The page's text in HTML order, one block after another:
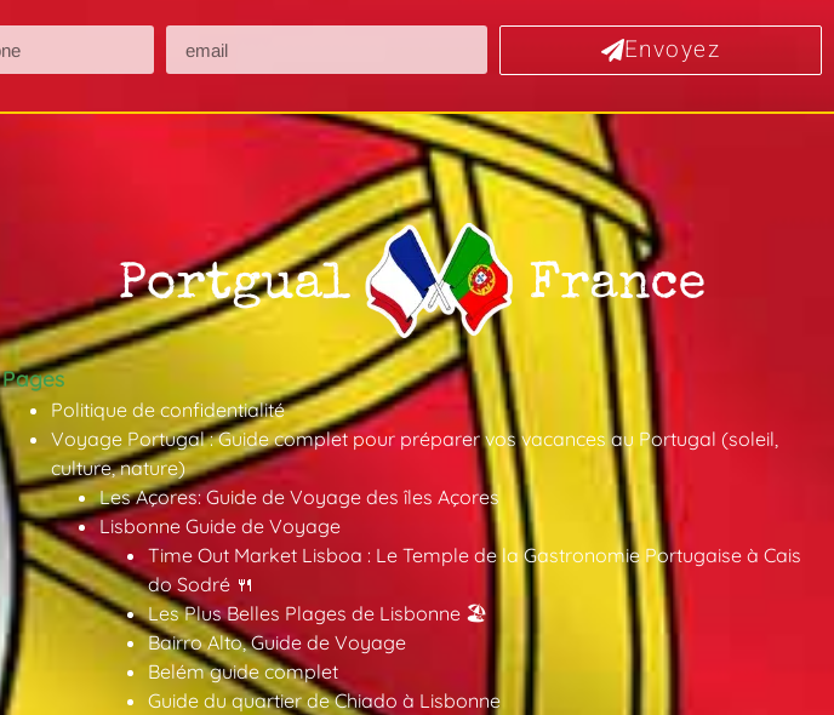
Envoyez
Pages
Politique de confidentialité
Voyage Portugal : Guide complet pour préparer vos vacances au Portugal (soleil,
culture, nature)
Les Açores: Guide de Voyage des îles Açores
Lisbonne Guide de Voyage
Time Out Market Lisboa : Le Temple de la Gastronomie Portugaise à Cais
do Sodré 🍴
Les Plus Belles Plages de Lisbonne 🏖️
Bairro Alto, Guide de Voyage
Belém guide complet
Guide du quartier de Chiado à Lisbonne